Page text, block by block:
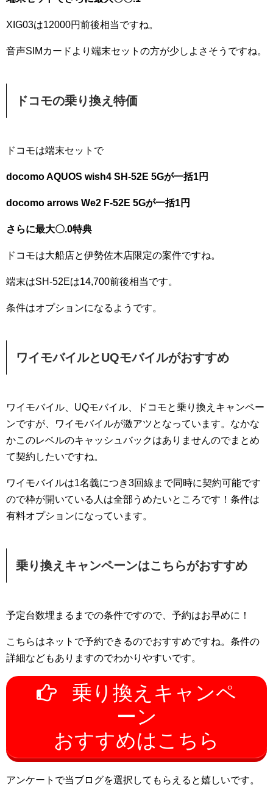
XIG03は12000円前後相当ですね。
音声SIMカードより端末セットの方が少しよさそうですね。
ドコモの乗り換え特価
ドコモは端末セットで
docomo AQUOS wish4 SH-52E 5Gが一括1円
docomo arrows We2 F-52E 5Gが一括1円
さらに最大〇.0特典
ドコモは大船店と伊勢佐木店限定の案件ですね。
端末はSH-52Eは14,700前後相当です。
条件はオプションになるようです。
ワイモバイルとUQモバイルがおすすめ
ワイモバイル、UQモバイル、ドコモと乗り換えキャンペー
ンですが、ワイモバイルが激アツとなっています。なかな
かこのレベルのキャッシュバックはありませんのでまとめ
て契約したいですね。
ワイモバイルは1名義につき3回線まで同時に契約可能です
ので枠が開いている人は全部うめたいところです！条件は
有料オプションになっています。
乗り換えキャンペーンはこちらがおすすめ
予定台数埋まるまでの条件ですので、予約はお早めに！
こちらはネットで予約できるのでおすすめですね。条件の
詳細などもありますのでわかりやすいです。
乗り換えキャンペ
ーン
おすすめはこちら
アンケートで当ブログを選択してもらえると嬉しいです。